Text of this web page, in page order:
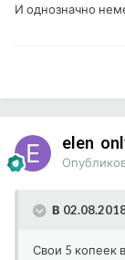
И однозначно
В
Свои 5 копеек